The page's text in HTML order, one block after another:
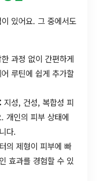
있어요. 그 중에서도
과정 없이 간편하게
루틴에 쉽게 추가할
지성, 건성, 복합성 피
개인의 피부 상태에
다.
의 제형이 피부에 빠
효과를 경험할 수 있